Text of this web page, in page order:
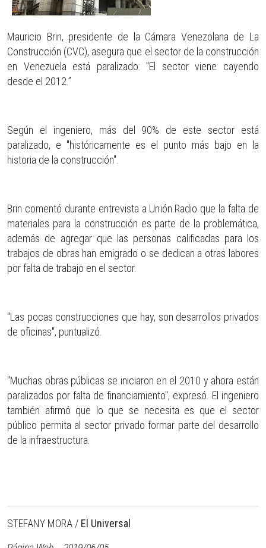
Mauricio Brin, presidente de la Cámara Venezolana de La
Construcción (CVC), asegura que el sector de la construcción
en Venezuela está paralizado: "El sector viene cayendo
desde el 2012.”
Según el ingeniero, más del 90% de este sector está
paralizado, e "históricamente es el punto más bajo en la
historia de la construcción".
Brin comentó durante entrevista a Unión Radio que la falta de
materiales para la construcción es parte de la problemática,
además de agregar que las personas calificadas para los
trabajos de obras han emigrado o se dedican a otras labores
por falta de trabajo en el sector.
"Las pocas construcciones que hay, son desarrollos privados
de oficinas", puntualizó.
"Muchas obras públicas se iniciaron en el 2010 y ahora están
paralizados por falta de financiamiento", expresó. El ingeniero
también afirmó que lo que se necesita es que el sector
público permita al sector privado formar parte del desarrollo
de la infraestructura.
STEFANY MORA / El Universal